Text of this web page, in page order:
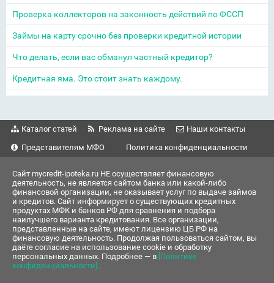
Проверка коллекторов на законность действий по ФССП
Займы на карту срочно без проверки кредитной истории
Что делать, если вас обманул частный кредитор?
Кредитная яма. Это стоит знать каждому.
Каталог статей Реклама на сайте
Наши контакты
Представителям МФО
Политика конфиденциальности
Сайт mycredit-ipoteka.ru НЕ осуществляет финансовую
деятельность, не является сайтом банка или какой-либо
финансовой организации, не оказывает услуг по выдаче займов
и кредитов. Сайт информирует о существующих кредитных
продуктах МФК и банков РФ для сравнения и подбора
наилучшего варианта кредитования. Все организации,
представленные на сайте, имеют лицензию ЦБ РФ на
финансовую деятельность. Продолжая пользоваться сайтом, вы
даёте согласие на использование cookie и обработку
персональных данных. Подробнее — в [Политике
конфиденциальности] .